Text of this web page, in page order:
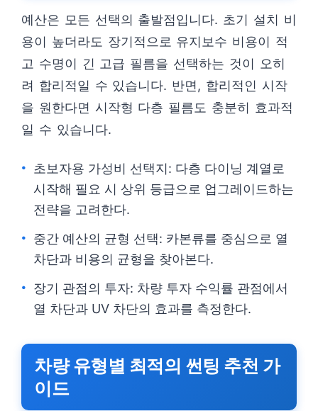
예산은 모든 선택의 출발점입니다. 초기 설치 비
용이 높더라도 장기적으로 유지보수 비용이 적
고 수명이 긴 고급 필름을 선택하는 것이 오히
려 합리적일 수 있습니다. 반면, 합리적인 시작
을 원한다면 시작형 다층 필름도 충분히 효과적
일 수 있습니다.
초보자용 가성비 선택지: 다층 다이닝 계열로
시작해 필요 시 상위 등급으로 업그레이드하는
전략을 고려한다.
중간 예산의 균형 선택: 카본류를 중심으로 열
차단과 비용의 균형을 찾아본다.
장기 관점의 투자: 차량 투자 수익률 관점에서
열 차단과 UV 차단의 효과를 측정한다.
차량 유형별 최적의 썬팅 추천 가
이드